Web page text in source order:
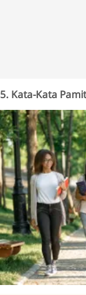
5. Kata-Kata